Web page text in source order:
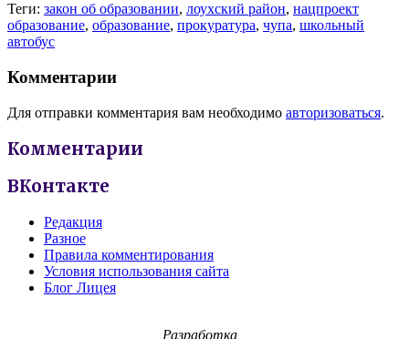
Теги: закон об образовании, лоухский район, нацпроект
образование, образование, прокуратура, чупа, школьный
автобус
Комментарии
Для отправки комментария вам необходимо авторизоваться.
Комментарии
ВКонтакте
Редакция
Разное
Правила комментирования
Условия использования сайта
Блог Лицея
Разработка